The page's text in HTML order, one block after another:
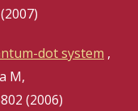
dot system ,
M,
(2006)